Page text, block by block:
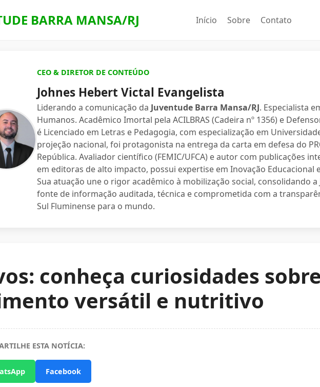
BARRA MANSA/RJ Início Sobre Contato
CEO & DIRETOR DE CONTEÚDO
Johnes Hebert Victal Evangelista
Liderando a comunicação da Juventude Barra Mansa/RJ. Especialista
Humanos. Acadêmico Imortal pela ACILBRAS (Cadeira nº 1356) e
é Licenciado em Letras e Pedagogia, com especialização em
projeção nacional, foi protagonista na entrega da carta em defesa do
República. Avaliador científico (FEMIC/UFCA) e autor com publicações
em editoras de alto impacto, possui expertise em Inovação Educacional
Sua atuação une o rigor acadêmico à mobilização social, consolidando
fonte de informação auditada, técnica e comprometida com a
Sul Fluminense para o mundo.
conheça curiosidades
versátil e nutritivo
ESTA NOTÍCIA:
Facebook